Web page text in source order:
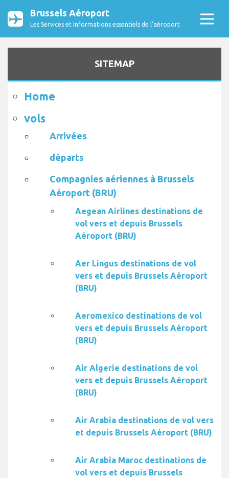
Brussels Aéroport
Les Services et Informations essentiels de l’aéroport
SITEMAP
Home
vols
Arrivées
départs
Compagnies aériennes à Brussels
Aéroport (BRU)
Aegean Airlines destinations de
vol vers et depuis Brussels
Aéroport (BRU)
Aer Lingus destinations de vol
vers et depuis Brussels Aéroport
(BRU)
Aeromexico destinations de vol
vers et depuis Brussels Aéroport
(BRU)
Air Algerie destinations de vol
vers et depuis Brussels Aéroport
(BRU)
Air Arabia destinations de vol vers
et depuis Brussels Aéroport (BRU)
Air Arabia Maroc destinations de
vol vers et depuis Brussels